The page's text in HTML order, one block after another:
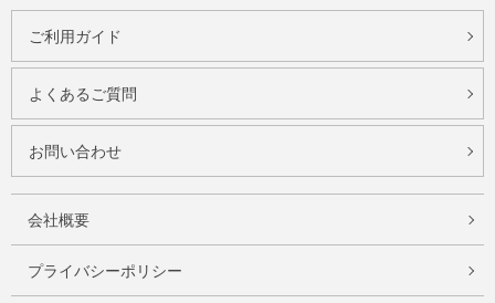
ご利用ガイド
よくあるご質問
お問い合わせ
会社概要
プライバシーポリシー